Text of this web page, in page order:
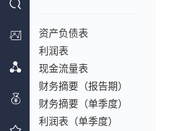
资产负债表
利润表
现金流量表
财务摘要（报告期）
财务摘要（单季度）
利润表（单季度）